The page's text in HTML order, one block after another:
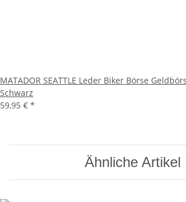
MATADOR SEATTLE Leder Biker Börse
Schwarz
59,95 € *
Ähnliche Artikel